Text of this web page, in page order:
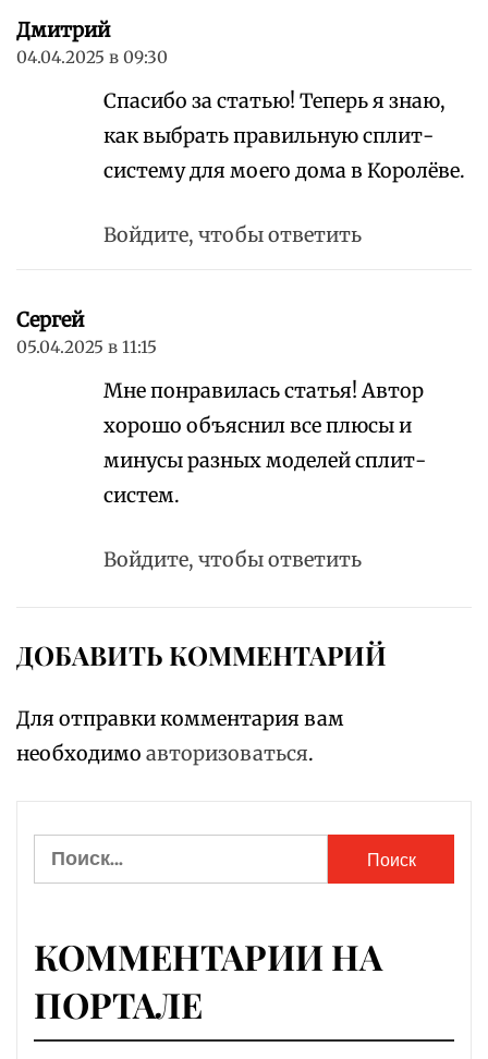
Дмитрий
04.04.2025 в 09:30
Спасибо за статью! Теперь я знаю,
как выбрать правильную сплит-
систему для моего дома в Королёве.
Войдите, чтобы ответить
Сергей
05.04.2025 в 11:15
Мне понравилась статья! Автор
хорошо объяснил все плюсы и
минусы разных моделей сплит-
систем.
Войдите, чтобы ответить
ДОБАВИТЬ КОММЕНТАРИЙ
Для отправки комментария вам
необходимо авторизоваться.
Найти:
КОММЕНТАРИИ НА
ПОРТАЛЕ